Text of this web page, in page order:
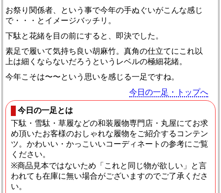
お祭り関係者、という事で今年の手ぬぐいがこんな感じ
で・・・とイメージバッチリ。
下駄と花緒を目の前にすると、即決でした。
素足で履いて気持ち良い胡麻竹。真角の仕立てにこれ以
上は細くならないだろうというレベルの極細花緒。
今年こそは〜〜という思いを感じる一足ですね。
今日の一足・トップへ
今日の一足とは
下駄・雪駄・草履などの和装履物専門店・丸屋にてお求
め頂いたお客様のおしゃれな履物をご紹介するコンテン
ツ。かわいい・かっこいいコーディネートの参考にご覧
ください。
※商品見本ではないため「これと同じ物が欲しい」と言
われても在庫に無い場合がございますのでご了承くださ
い。